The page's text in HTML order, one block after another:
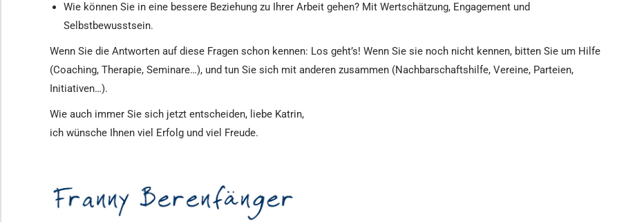
Wie können Sie in eine bessere Beziehung zu Ihrer Arbeit gehen? Mit Wertschätzung, Engagement und
Selbstbewusstsein.
Wenn Sie die Antworten auf diese Fragen schon kennen: Los geht’s! Wenn Sie sie noch nicht kennen, bitten Sie um Hilfe
(Coaching, Therapie, Seminare…), und tun Sie sich mit anderen zusammen (Nachbarschaftshilfe, Vereine, Parteien,
Initiativen…).
Wie auch immer Sie sich jetzt entscheiden, liebe Katrin,
ich wünsche Ihnen viel Erfolg und viel Freude.